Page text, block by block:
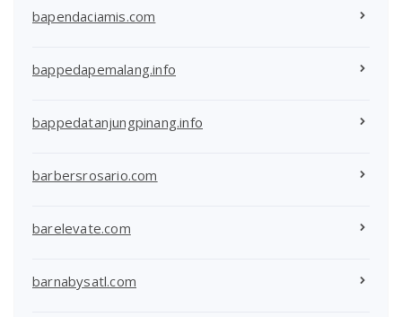
bapendaciamis.com
bappedapemalang.info
bappedatanjungpinang.info
barbersrosario.com
barelevate.com
barnabysatl.com